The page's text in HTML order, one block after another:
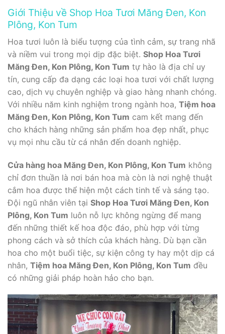
Giới Thiệu về Shop Hoa Tươi Măng Đen, Kon
Plông, Kon Tum
Hoa tươi luôn là biểu tượng của tình cảm, sự trang nhã
và niềm vui trong mọi dịp đặc biệt. Shop Hoa Tươi
Măng Đen, Kon Plông, Kon Tum tự hào là địa chỉ uy
tín, cung cấp đa dạng các loại hoa tươi với chất lượng
cao, dịch vụ chuyên nghiệp và giao hàng nhanh chóng.
Với nhiều năm kinh nghiệm trong ngành hoa, Tiệm hoa
Măng Đen, Kon Plông, Kon Tum cam kết mang đến
cho khách hàng những sản phẩm hoa đẹp nhất, phục
vụ mọi nhu cầu từ cá nhân đến doanh nghiệp.
Cửa hàng hoa Măng Đen, Kon Plông, Kon Tum không
chỉ đơn thuần là nơi bán hoa mà còn là nơi nghệ thuật
cắm hoa được thể hiện một cách tinh tế và sáng tạo.
Đội ngũ nhân viên tại Shop Hoa Tươi Măng Đen, Kon
Plông, Kon Tum luôn nỗ lực không ngừng để mang
đến những thiết kế hoa độc đáo, phù hợp với từng
phong cách và sở thích của khách hàng. Dù bạn cần
hoa cho một buổi tiệc, sự kiện công ty hay một dịp cá
nhân, Tiệm hoa Măng Đen, Kon Plông, Kon Tum đều
có những giải pháp hoàn hảo cho bạn.